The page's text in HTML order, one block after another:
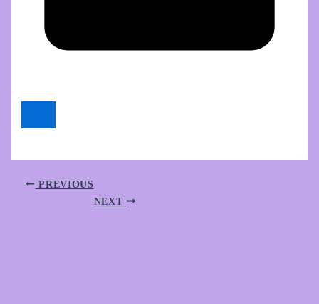
PREVIOUS
NEXT